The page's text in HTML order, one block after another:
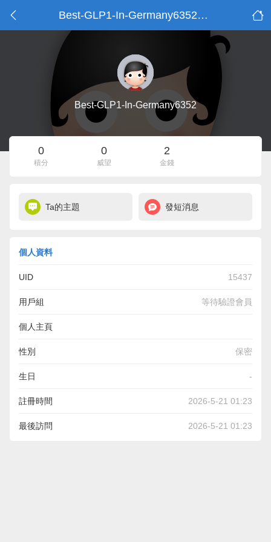
Best-GLP1-In-Germany6352的資料
Best-GLP1-In-Germany6352
0
積分
0
威望
2
金錢
Ta的主題 發短消息
個人資料
UID 15437
用戶組 等待驗證會員
個人主頁
https://levertmusic.net/members/zincroll8/activity/482835/
性別 保密
生日 -
註冊時間 2026-5-21 01:23
最後訪問 2026-5-21 01:23